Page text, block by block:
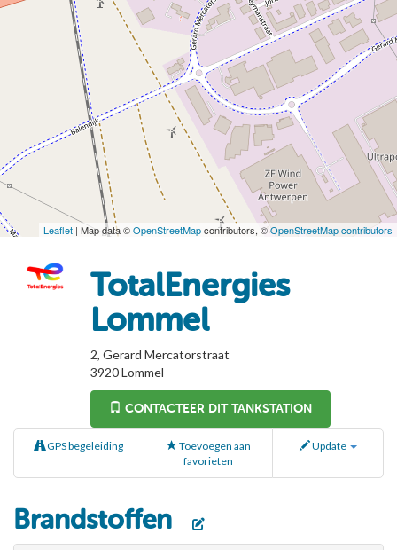
Leaflet | Map data ©OpenStreetMapcontributors, ©OpenStreetMap contributors
TotalEnergies
Lommel
2, Gerard Mercatorstraat
3920Lommel
CONTACTEER DIT TANKSTATION
GPS begeleiding
Toevoegen aan
favorieten
Update
Brandstoffen